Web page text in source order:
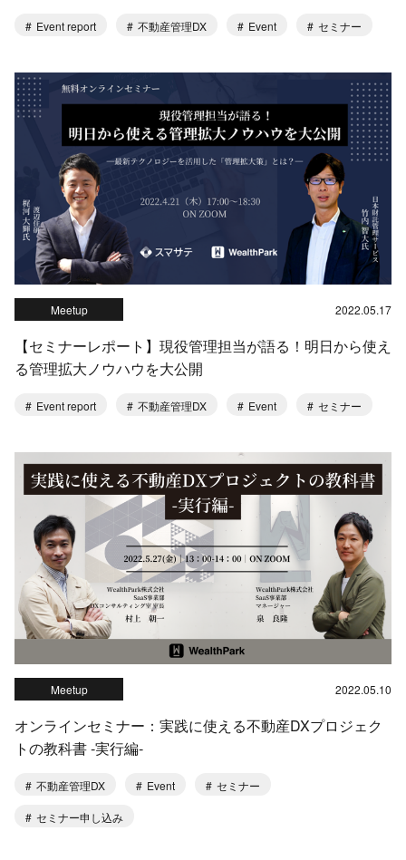
Event report 不動産管理DX Event セミナー
Meetup 2022.05.17
【セミナーレポート】現役管理担当が語る！明日から使え
る管理拡大ノウハウを大公開
Event report 不動産管理DX Event セミナー
Meetup 2022.05.10
オンラインセミナー：実践に使える不動産DXプロジェク
トの教科書 ‐実行編‐
不動産管理DX Event セミナー
セミナー申し込み